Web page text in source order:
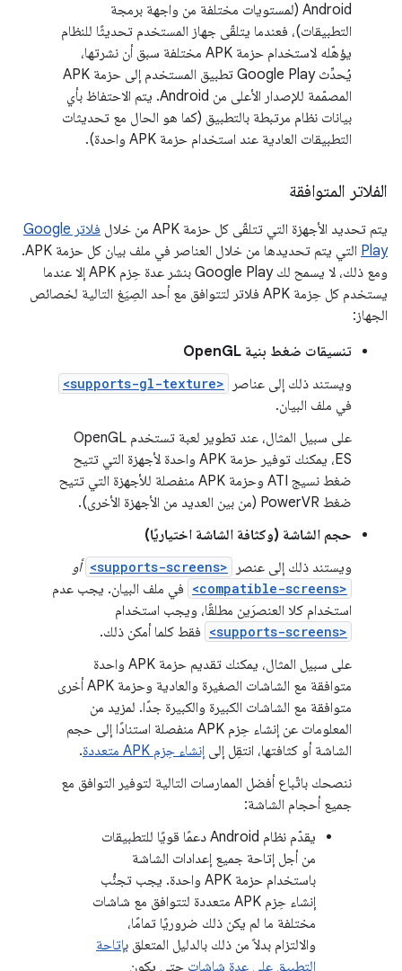
Android (لمستويات مختلفة من واجهة برمجة
التطبيقات)، فعندما يتلقّى جهاز المستخدم تحديثًا للنظام
يؤهّله لاستخدام حزمة APK مختلفة سبق أن نشرتها،
يُحدِّث Google Play تطبيق المستخدم إلى حزمة APK
المصمّمة للإصدار الأعلى من Android. يتم الاحتفاظ بأي
بيانات نظام مرتبطة بالتطبيق (كما هو الحال مع تحديثات
التطبيقات العادية عند استخدام حزمة APK واحدة).
الفلاتر المتوافقة
يتم تحديد الأجهزة التي تتلقّى كل حزمة APK من خلال
فلاتر Google
Play
التي يتم تحديدها من خلال العناصر في ملف بيان كل حزمة APK.
ومع ذلك، لا يسمح لك Google Play بنشر عدة حِزم APK إلا عندما
يستخدم كل حِزمة APK فلاتر لتتوافق مع أحد الصِيَغ التالية لخصائص
الجهاز:
تنسيقات ضغط بنية OpenGL
ويستند ذلك إلى عناصر
<supports-gl-texture>
في ملف البيان.
على سبيل المثال، عند تطوير لعبة تستخدم OpenGL
ES، يمكنك توفير حزمة APK واحدة لأجهزة التي تتيح
ضغط نسيج ATI وحزمة APK منفصلة للأجهزة التي تتيح
ضغط PowerVR (من بين العديد من الأجهزة الأخرى).
حجم الشاشة (وكثافة الشاشة اختياريًا)
ويستند ذلك إلى عنصر
<supports-screens> أو
<compatible-screens> في ملف البيان. يجب عدم
استخدام كلا العنصرَين مطلقًا، ويجب استخدام
<supports-screens> فقط كلما أمكن ذلك.
على سبيل المثال، يمكنك تقديم حزمة APK واحدة
متوافقة مع الشاشات الصغيرة والعادية وحزمة APK أخرى
متوافقة مع الشاشات الكبيرة والكبيرة جدًا. لمزيد من
المعلومات عن إنشاء حِزم APK منفصلة استنادًا إلى حجم
الشاشة أو كثافتها، انتقِل إلى إنشاء حِزم APK متعددة
.
ننصحك باتّباع أفضل الممارسات التالية لتوفير التوافق مع
جميع أحجام الشاشة:
يقدّم نظام Android دعمًا قويًا للتطبيقات
من أجل إتاحة جميع إعدادات الشاشة
باستخدام حزمة APK واحدة. يجب تجنُّب
إنشاء حِزم APK متعددة لتتوافق مع شاشات
مختلفة ما لم يكن ذلك ضروريًا تمامًا،
والالتزام بدلاً من ذلك بالدليل المتعلق بإتاحة
التطبيق على عدة شاشات حتى يكون